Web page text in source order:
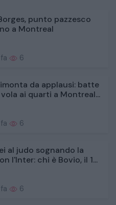
punto pazzesco
a Montreal
6
da applausi: batte
ai quarti a Montreal...
6
al judo sognando la
l'Inter: chi è Bovio, il 1...
6